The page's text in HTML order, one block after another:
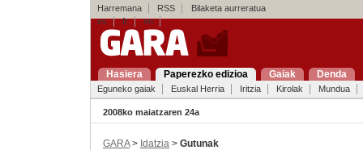
Harremana RSS
Bilaketa aurreratua
es
fr en
Hasiera Paperezko edizioa Gaiak Denda
Eguneko gaiak Euskal Herria Iritzia Kirolak Mundua
2008ko maiatzaren 24a
GARA> Idatzia > Gutunak